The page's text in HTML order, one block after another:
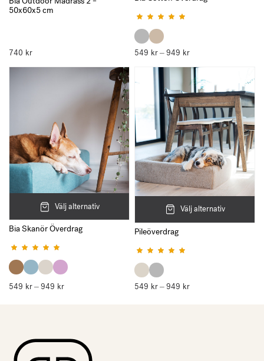
50x60x5 cm
740 kr 549 kr –949 krPrisintervall:
till
949 kr
Välj alternativ
Bia Skanör Överdrag
549 kr –949 krPrisintervall:
Välj alternativ
Pileöverdrag
549 kr –949 krPrisintervall: